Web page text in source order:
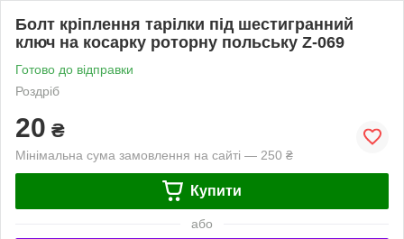
Болт кріплення тарілки під шестигранний
ключ на косарку роторну польську Z-069
Готово до відправки
Роздріб
20 ₴
Мінімальна сума замовлення на сайті — 250 ₴
Купити
або